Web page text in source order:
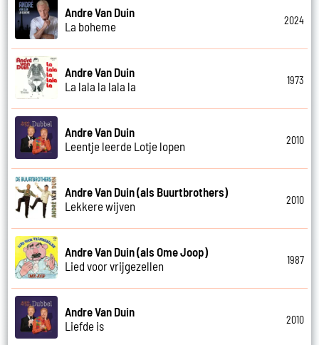
Andre Van Duin
La boheme
2024
Andre Van Duin
La lala la lala la
1973
Andre Van Duin
Leentje leerde Lotje lopen
2010
Andre Van Duin (als Buurtbrothers)
Lekkere wijven
2010
Andre Van Duin (als Ome Joop)
Lied voor vrijgezellen
1987
Andre Van Duin
Liefde is
2010